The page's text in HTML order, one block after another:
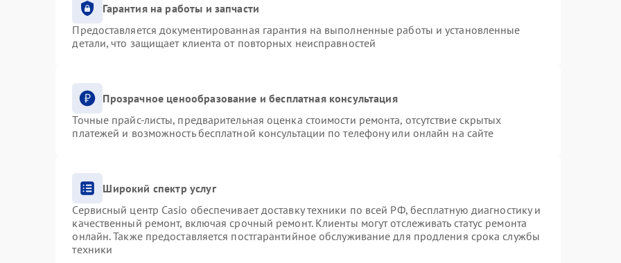
Гарантия на работы и запчасти
Предоставляется документированная гарантия на выполненные работы и установленные
детали, что защищает клиента от повторных неисправностей
Прозрачное ценообразование и бесплатная консультация
Точные прайс-листы, предварительная оценка стоимости ремонта, отсутствие скрытых
платежей и возможность бесплатной консультации по телефону или онлайн на сайте
Широкий спектр услуг
Сервисный центр Casio обеспечивает доставку техники по всей РФ, бесплатную диагностику и
качественный ремонт, включая срочный ремонт. Клиенты могут отслеживать статус ремонта
онлайн. Также предоставляется постгарантийное обслуживание для продления срока службы
техники